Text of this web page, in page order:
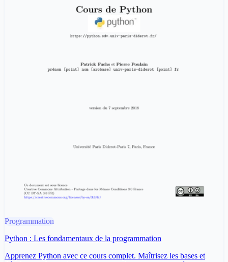
Programmation
Python : Les fondamentaux de la programmation
Apprenez Python avec ce cours complet. Maîtrisez les bases et